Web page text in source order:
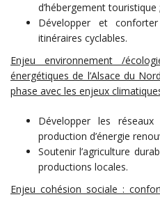
d’hébergement touristique ;
Développer et
itinéraires cyclables.
Enjeu environnement /
énergétiques de l’Alsace du
phase avec les enjeux
Développer les
production d’énergie
Soutenir l’agriculture
productions locales.
Enjeu cohésion sociale :